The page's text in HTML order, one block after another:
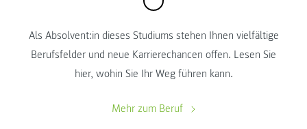
Als Absolvent:in dieses Studiums stehen Ihnen vielfältige
Berufsfelder und neue Karrierechancen offen. Lesen Sie
hier, wohin Sie Ihr Weg führen kann.
Mehr zum Beruf